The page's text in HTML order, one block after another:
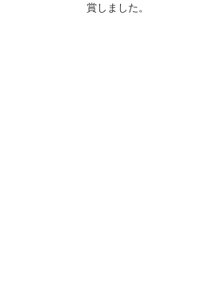
賞しました。